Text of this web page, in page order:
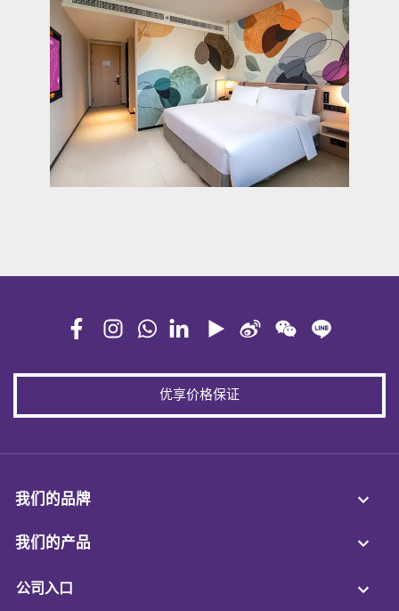
优享价格保证
我们的品牌
我们的产品
公司入口